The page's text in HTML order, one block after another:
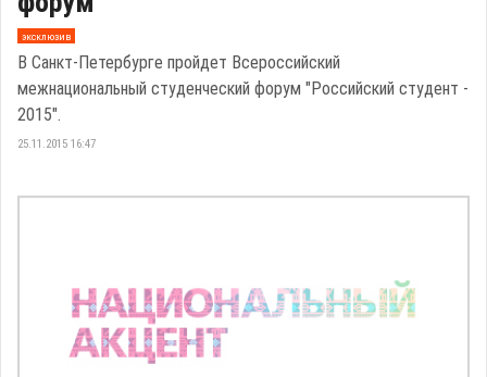
эксклюзив
В Санкт-Петербурге пройдет Всероссийский
межнациональный студенческий форум "Российский студент -
2015".
25.11.2015 16:47